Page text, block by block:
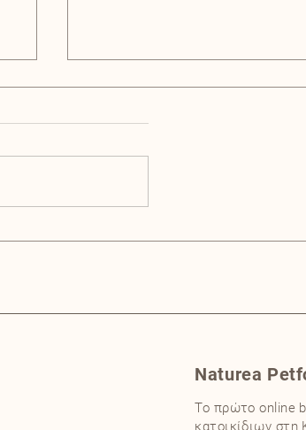
Naturea
Το πρώτο online
κατοικίδιων